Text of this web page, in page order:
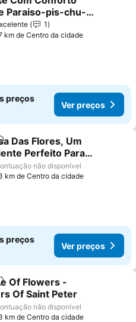
aos favoritos
Paraiso-pis-chu-
1
km de Centro da cidade
preços
Ver preços
aos favoritos
Das Flores, Um
Perfeito Para
As Energias
não disponível
km de Centro da cidade
preços
Ver preços
aos favoritos
Of Flowers -
Of Saint Peter
não disponível
km de Centro da cidade